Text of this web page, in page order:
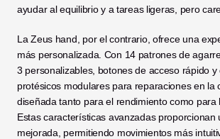
ayudar al equilibrio y a tareas ligeras, pero
La Zeus hand, por el contrario, ofrece una
más personalizada. Con 14 patrones de
3 personalizables, botones de acceso rápido
protésicos modulares para reparaciones en la
diseñada tanto para el rendimiento como para
Estas características avanzadas proporcionan
mejorada, permitiendo movimientos más